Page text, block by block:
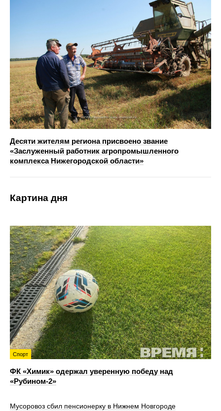
Десяти жителям региона присвоено звание
«Заслуженный работник агропромышленного
комплекса Нижегородской области»
Картина дня
Спорт
ФК «Химик» одержал уверенную победу над
«Рубином‑2»
Мусоровоз сбил пенсионерку в Нижнем Новгороде